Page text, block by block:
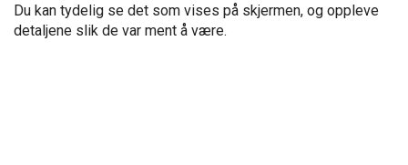
Du kan tydelig se det som vises på skjermen, og oppleve
detaljene slik de var ment å være.